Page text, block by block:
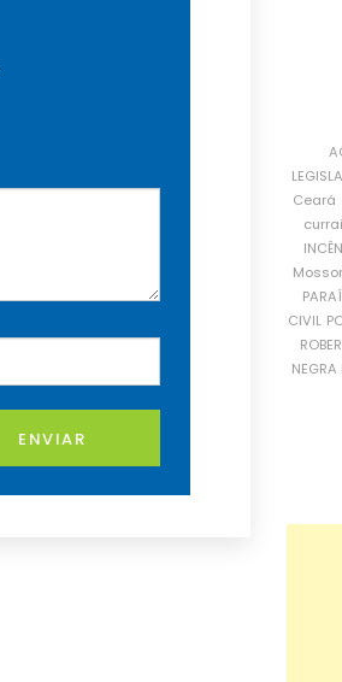
ENVIAR
Ceará
CIVIL
NEGRA